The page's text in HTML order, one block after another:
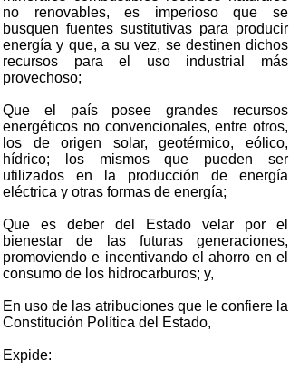
no renovables, es imperioso que se
busquen fuentes sustitutivas para producir
energía y que, a su vez, se destinen dichos
recursos para el uso industrial más
provechoso;
Que el país posee grandes recursos
energéticos no convencionales, entre otros,
los de origen solar, geotérmico, eólico,
hídrico; los mismos que pueden ser
utilizados en la producción de energía
eléctrica y otras formas de energía;
Que es deber del Estado velar por el
bienestar de las futuras generaciones,
promoviendo e incentivando el ahorro en el
consumo de los hidrocarburos; y,
En uso de las atribuciones que le confiere la
Constitución Política del Estado,
Expide: